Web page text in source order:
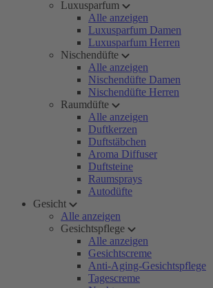
Luxusparfum
Alle anzeigen
Luxusparfum Damen
Luxusparfum Herren
Nischendüfte
Alle anzeigen
Nischendüfte Damen
Nischendüfte Herren
Raumdüfte
Alle anzeigen
Duftkerzen
Duftstäbchen
Aroma Diffuser
Duftsteine
Raumsprays
Autodüfte
Gesicht
Alle anzeigen
Gesichtspflege
Alle anzeigen
Gesichtscreme
Anti-Aging-Gesichtspflege
Tagescreme